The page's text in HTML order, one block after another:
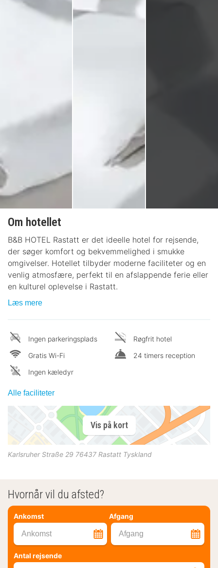
Om hotellet
B&B HOTEL Rastatt er det ideelle hotel for rejsende,
der søger komfort og bekvemmelighed i smukke
omgivelser. Hotellet tilbyder moderne faciliteter og en
venlig atmosfære, perfekt til en afslappende ferie eller
en kulturel oplevelse i Rastatt.
Læs mere
Ingen parkeringsplads
Gratis Wi-Fi
Ingen kæledyr
Røgfrit hotel
24 timers reception
Alle faciliteter
Vis på kort
Karlsruher Straße 29 76437 Rastatt Tyskland
Hvornår vil du afsted?
Ankomst Afgang
Ankomst Afgang
Antal rejsende